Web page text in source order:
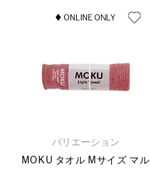
バリエーション
MOKU タオル Mサイズ マル